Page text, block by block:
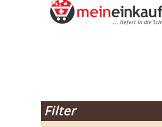
Filter